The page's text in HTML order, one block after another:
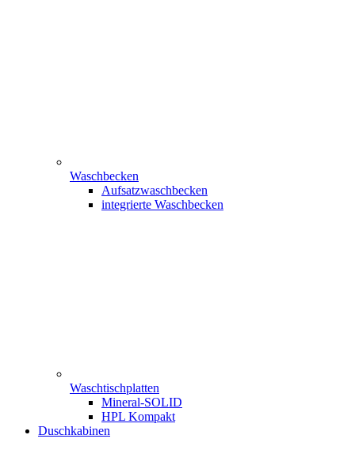
Waschbecken
Aufsatzwaschbecken
integrierte Waschbecken
Waschtischplatten
Mineral-SOLID
HPL Kompakt
Duschkabinen